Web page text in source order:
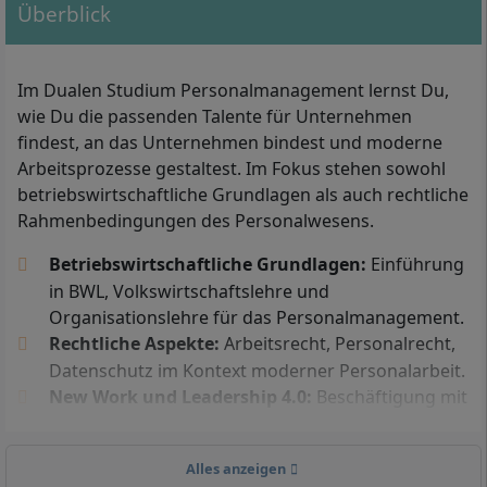
entsprechender gleichwertiger Abschluss
(z. B. fachgebundene Hochschulreife)
Du kannst auch zugelassen werden, wenn Du
einen Meisterabschluss, eine
Aufstiegsfortbildung (z. B. als Fachwirtin oder
Fachwirt, Technikerin oder Techniker) oder
eine abgeschlossene Berufsausbildung mit
Praxispartner:
Für die Immatrikulation ist ein Arbeitsvertrag
(mind. 20 Wochenstunden) mit einem
passenden Praxisunternehmen erforderlich,
da Theorie und Praxis im dualen System eng
Überblick
Im Dualen Studium Personalmanagement lernst Du,
wie Du die passenden Talente für Unternehmen
findest, an das Unternehmen bindest und moderne
Arbeitsprozesse gestaltest. Im Fokus stehen sowohl
betriebswirtschaftliche Grundlagen als auch rechtliche
Rahmenbedingungen des Personalwesens.
Betriebswirtschaftliche Grundlagen: Einführung
in BWL, Volkswirtschaftslehre und
Organisationslehre für das Personalmanagement.
Rechtliche Aspekte: Arbeitsrecht, Personalrecht,
Datenschutz im Kontext moderner Personalarbeit.
New Work und Leadership 4.0: Beschäftigung mit
Wandel im HR-Bereich.Alles anzeigen